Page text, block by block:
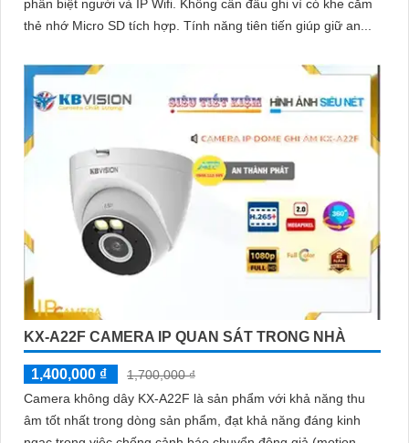
phân biệt người và IP Wifi. Không cần đầu ghi vì có khe cắm
thẻ nhớ Micro SD tích hợp. Tính năng tiên tiến giúp giữ an...
KX-A22F CAMERA IP QUAN SÁT TRONG NHÀ
1,400,000 ₫
1,700,000 ₫
Camera không dây KX-A22F là sản phẩm với khả năng thu
âm tốt nhất trong dòng sản phẩm, đạt khả năng đáng kinh